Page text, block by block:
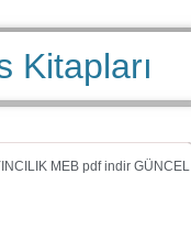
Kitapları
MEB pdf indir GÜNCEL